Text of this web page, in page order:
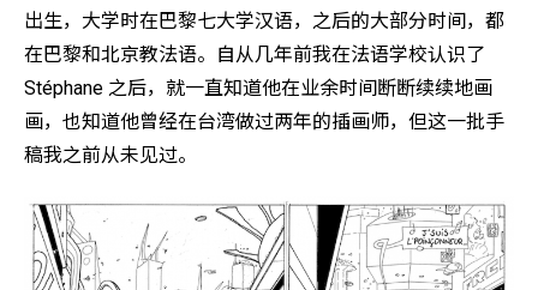
出生，大学时在巴黎七大学汉语，之后的大部分时间，都
在巴黎和北京教法语。自从几年前我在法语学校认识了
Stéphane 之后，就一直知道他在业余时间断断续续地画
画，也知道他曾经在台湾做过两年的插画师，但这一批手
稿我之前从未见过。